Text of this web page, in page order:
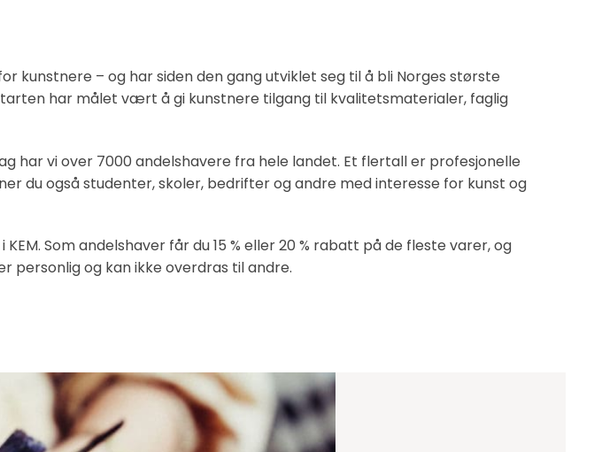
kunstnere – og har siden den gang utviklet seg til å bli Norges største
har målet vært å gi kunstnere tilgang til kvalitetsmaterialer, faglig
har vi over 7000 andelshavere fra hele landet. Et flertall er profesjonelle
du også studenter, skoler, bedrifter og andre med interesse for kunst og
Som andelshaver får du 15 % eller 20 % rabatt på de fleste varer, og
personlig og kan ikke overdras til andre.